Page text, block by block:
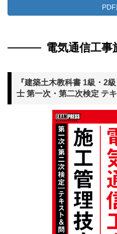
電気通信工事
『建築土木教科書 1級・2
士 第一次・第二次検定 テ